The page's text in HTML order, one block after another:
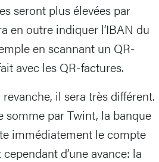
seront plus élevées par
en outre indiquer l’IBAN du
en scannant un QR-
avec les QR-factures.
il sera très différent.
somme par Twint, la banque
immédiatement le compte
d’une avance: la